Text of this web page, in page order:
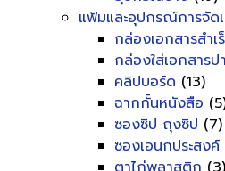
แฟ้มและอุปกรณ์การจัด
กล่องเอกสารสำเ
กล่องใส่เอกสาร
คลิปบอร์ด (13)
ฉากกั้นหนังสือ
ซองซิป ถุงซิป (7)
ซองเอนกประสงค์